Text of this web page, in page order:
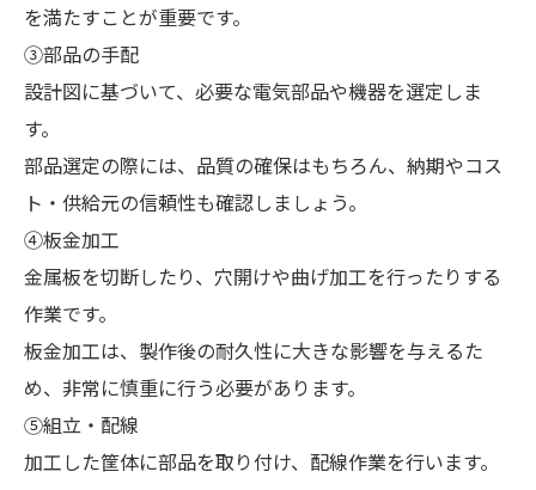
を満たすことが重要です。
③部品の手配
設計図に基づいて、必要な電気部品や機器を選定しま
す。
部品選定の際には、品質の確保はもちろん、納期やコス
ト・供給元の信頼性も確認しましょう。
④板金加工
金属板を切断したり、穴開けや曲げ加工を行ったりする
作業です。
板金加工は、製作後の耐久性に大きな影響を与えるた
め、非常に慎重に行う必要があります。
⑤組立・配線
加工した筐体に部品を取り付け、配線作業を行います。